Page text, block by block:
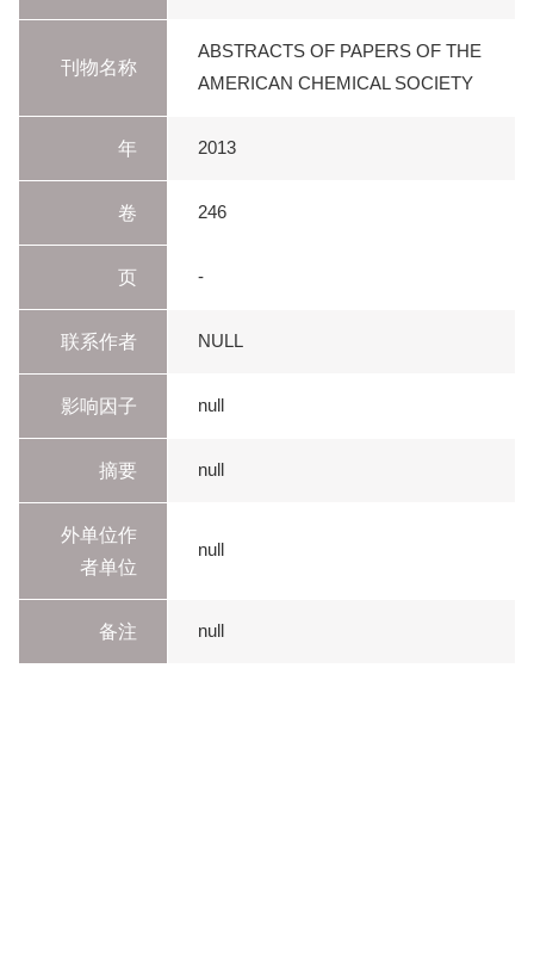
刊物名称
ABSTRACTS OF PAPERS OF THE
AMERICAN CHEMICAL SOCIETY
年 2013
卷 246
页 -
联系作者 NULL
影响因子 null
摘要 null
外单位作
者单位
null
备注 null